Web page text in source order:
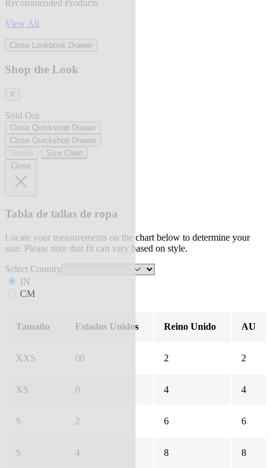
Recommended Products
View All
Close Lookbook Drawer
Shop the Look
X
Sold Out
Close Quickshop Drawer
Close Quickshop Drawer
Size Chart
Close
Tabla de tallas de ropa
Locate your measurements on the chart below to determine your
size. Please note that fit can vary based on style.
Select Country
IN
CM
Tamaño Estados Unidos Reino Unido AU
XXS 00 2 2
XS 0 4 4
S 2 6 6
S 4 8 8